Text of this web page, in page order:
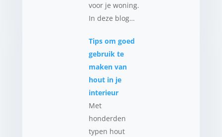
voor je woning.
In deze blog…
Tips om goed
gebruik te
maken van
hout in je
interieur
Met
honderden
typen hout